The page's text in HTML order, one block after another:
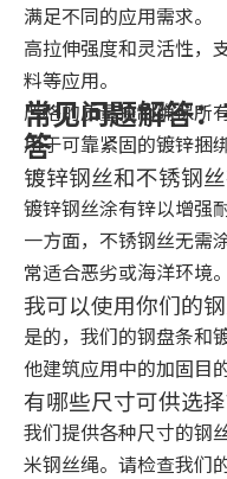
满足不同的应用需求。
高拉伸强度和灵活性，
料等应用。
严格的质量控制确保所
用于可靠紧固的镀锌捆
常见问题解答
答
镀锌钢丝和不锈钢
镀锌钢丝涂有锌以增强
一方面，不锈钢丝无需
常适合恶劣或海洋环境。
我可以使用你们的
是的，我们的钢盘条和
他建筑应用中的加固目的
有哪些尺寸可供选择
我们提供各种尺寸的钢
米钢丝绳。请检查我们